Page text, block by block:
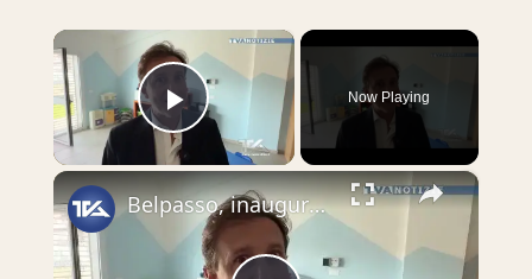
×
Play Video
Now Playing
×
Belpasso, inaugurata la nuova sede della Scuola dell’Infanzia di Piano Tavola